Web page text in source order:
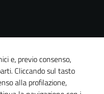
e, previo consenso,
Cliccando sul tasto
alla profilazione,